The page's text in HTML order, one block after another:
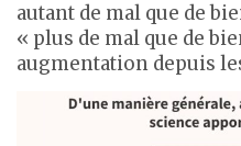
autant de mal que de
« plus de mal que de
augmentation depuis